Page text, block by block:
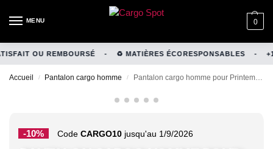
MENU 0
OU REMBOURSÉ ♻️ MATIÈRES ÉCORESPONSABLES
Accueil / Pantalon cargo homme / Pantalon cargo homme pour Printemps/été
-10% Code CARGO10 jusqu'au 1/9/2026